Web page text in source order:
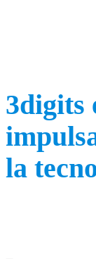
3digits
la